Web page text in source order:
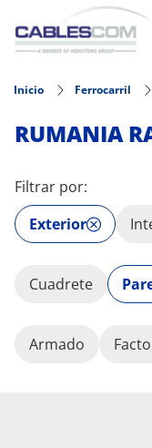
Pasar al contenido
Inicio Ferrocarril
RUMANIA
Filtrar por:
Exterior
Cuadrete
Armado